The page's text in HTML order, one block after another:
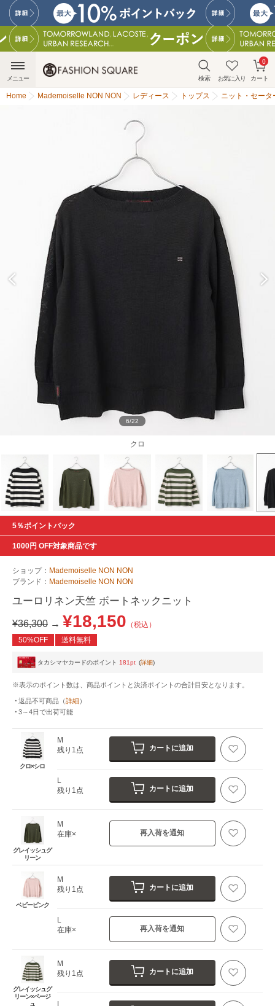
検索 お気に入り カート
0
メニュー
Home Mademoiselle NON NON レディース トップス ニット・セータ
クロ
6/22
5％ポイントバック
1000円 OFF対象商品です
ショップ： Mademoiselle NON NON
ブランド： Mademoiselle NON NON
ユーロリネン天竺 ボートネックニット
¥36,300 → ¥18,150 （税込）
50%OFF
送料無料
タカシマヤカードのポイント 181pt (詳細)
※表示のポイント数は、商品ポイントと決済ポイントの合計目安となります。
返品不可商品 （詳細）
3～4日で出荷可能
クロ×シロ
M
残り1点
カートに追加
L
残り1点
カートに追加
グレイッシュグ
リーン
M
在庫×
再入荷を通知
ベビーピンク
M
残り1点
カートに追加
L
在庫×
再入荷を通知
グレイッシュグ
リーン×ベージ
ュ
M
残り1点
カートに追加
L